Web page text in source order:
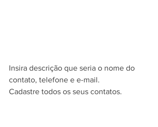
Insira descrição que seria o nome do
contato, telefone e e-mail.
Cadastre todos os seus contatos.